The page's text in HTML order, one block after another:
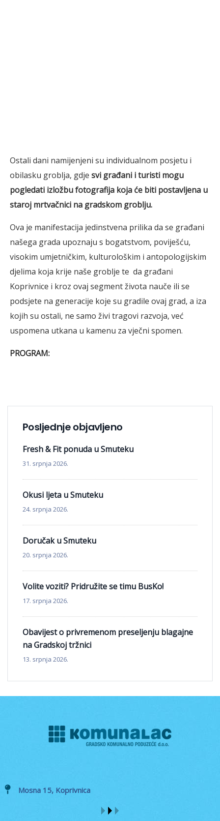
Ostali dani namijenjeni su individualnom posjetu i
obilasku groblja, gdje svi građani i turisti mogu
pogledati izložbu fotografija koja će biti postavljena u
staroj mrtvačnici na gradskom groblju.
Ova je manifestacija jedinstvena prilika da se građani
našega grada upoznaju s bogatstvom, poviješću,
visokim umjetničkim, kulturološkim i antopologijskim
djelima koja krije naše groblje te da građani
Koprivnice i kroz ovaj segment života nauče ili se
podsjete na generacije koje su gradile ovaj grad, a iza
kojih su ostali, ne samo živi tragovi razvoja, već
uspomena utkana u kamenu za vječni spomen.
PROGRAM:
Posljednje objavljeno
Fresh & Fit ponuda u Smuteku
31. srpnja 2026.
Okusi ljeta u Smuteku
24. srpnja 2026.
Doručak u Smuteku
20. srpnja 2026.
Volite voziti? Pridružite se timu BusKo!
17. srpnja 2026.
Obavijest o privremenom preseljenju blagajne
na Gradskoj tržnici
13. srpnja 2026.
Mosna 15, Koprivnica